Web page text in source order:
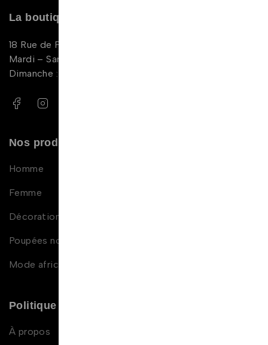
La boutique
18 Rue de Périgueux, 75019 Paris
Mardi – Samedi : 11:00-20:00
Dimanche : 14:00 – 18:00
Nos produits
Homme
Femme
Décoration africaine
Poupées noires et métisses
Mode africaine enfant
Politique et contact
À propos